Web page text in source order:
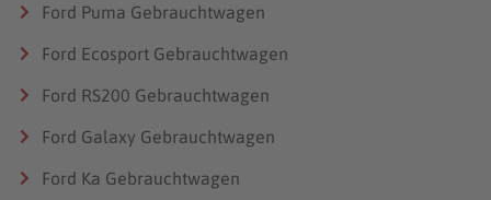
Ford Puma Gebrauchtwagen
Ford Ecosport Gebrauchtwagen
Ford RS200 Gebrauchtwagen
Ford Galaxy Gebrauchtwagen
Ford Ka Gebrauchtwagen